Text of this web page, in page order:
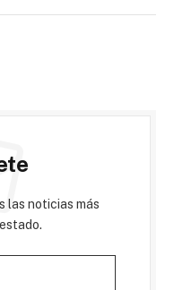
las noticias más